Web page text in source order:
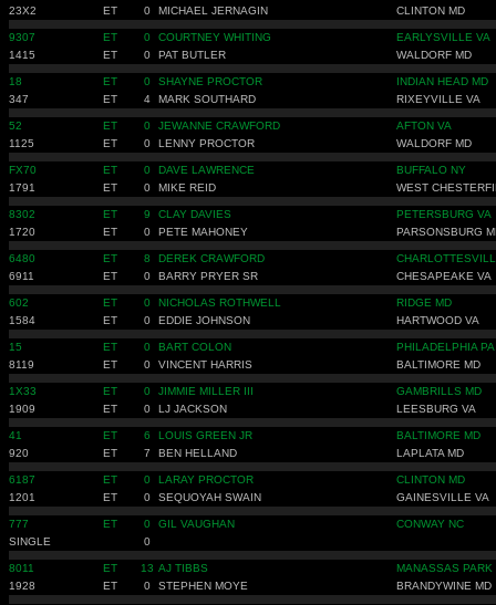
23X2
ET 0 MICHAEL JERNAGIN CLINTON MD
9307 ET 0 COURTNEY WHITING
EARLYSVILLE VA
1415
ET 0 PAT BUTLER WALDORF MD
18 ET 0 SHAYNE PROCTOR
INDIAN HEAD MD
347
ET 4 MARK SOUTHARD RIXEYVILLE VA
52 ET 0 JEWANNE CRAWFORD
AFTON VA
1125
ET 0 LENNY PROCTOR WALDORF MD
FX70 ET 0 DAVE LAWRENCE
BUFFALO NY
1791
ET 0 MIKE REID WEST
8302 ET 9 CLAY DAVIES
PETERSBURG VA
1720
ET 0 PETE MAHONEY PARSONSBURG
6480 ET 8 DEREK CRAWFORD
6911
ET 0 BARRY PRYER SR CHESAPEAKE VA
602 ET 0 NICHOLAS ROTHWELL
RIDGE MD
1584
ET 0 EDDIE JOHNSON HARTWOOD VA
15 ET 0 BART COLON
PHILADELPHIA PA
8119
ET 0 VINCENT HARRIS BALTIMORE MD
1X33 ET 0 JIMMIE MILLER III
GAMBRILLS MD
1909
ET 0 LJ JACKSON LEESBURG VA
41 ET 6 LOUIS GREEN JR
BALTIMORE MD
920
ET 7 BEN HELLAND LAPLATA MD
6187 ET 0 LARAY PROCTOR
CLINTON MD
1201
ET 0 SEQUOYAH SWAIN GAINESVILLE VA
777 ET 0 GIL VAUGHAN
CONWAY NC
SINGLE
0
8011 ET 13 AJ TIBBS
MANASSAS PARK
1928
ET 0 STEPHEN MOYE BRANDYWINE MD